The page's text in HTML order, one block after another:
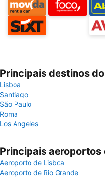
Principais destinos
Lisboa
Santiago
São Paulo
Roma
Los Angeles
Principais aeroportos
Aeroporto de Lisboa
Aeroporto de Rio Grande